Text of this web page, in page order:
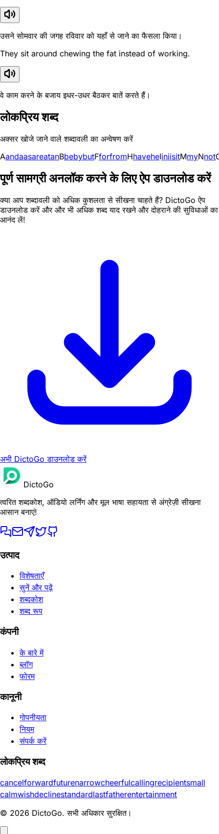
उसने सोमवार की जगह रविवार को यहाँ से जाने का फैसला किया।
They sit around chewing the fat instead of working.
वे काम करने के बजाय इधर-उधर बैठकर बातें करते हैं।
लोकप्रिय शब्द
अक्सर खोजे जाने वाले शब्दावली का अन्वेषण करें
AandaasareatanBbebybutFforfromHhaveheIiniisitMmyNnot
पूर्ण सामग्री अनलॉक करने के लिए ऐप डाउनलोड करें
क्या आप शब्दावली को अधिक कुशलता से सीखना चाहते हैं? DictoGo ऐप
डाउनलोड करें और और भी अधिक शब्द याद रखने और दोहराने की सुविधाओं का
आनंद लें!
अभी DictoGo डाउनलोड करें
DictoGo
त्वरित शब्दकोश, ऑडियो लर्निंग और मूल भाषा सहायता से अंग्रेज़ी सीखना
आसान बनाएं!
उत्पाद
विशेषताएँ
सुनें और पढ़ें
शब्दकोश
शब्द रूप
कंपनी
के बारे में
ब्लॉग
फोरम
कानूनी
गोपनीयता
नियम
संपर्क करें
लोकप्रिय शब्द
cancelforwardfuturenarrowcheerfulcallingrecipientsmall
calmwishdeclinestandardlastfatherentertainment
© 2026 DictoGo. सभी अधिकार सुरक्षित।